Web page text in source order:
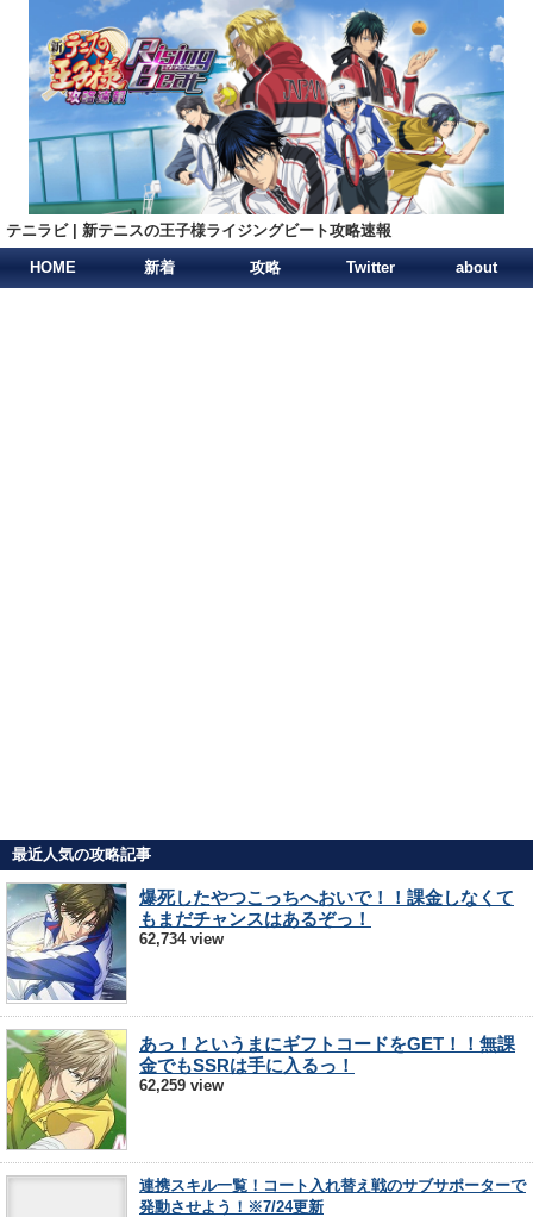
テニラビ | 新テニスの王子様ライジングビート攻略速報
HOME 新着 攻略 Twitter about
最近人気の攻略記事
爆死したやつこっちへおいで！！課金しなくて
もまだチャンスはあるぞっ！
62,734 view
あっ！というまにギフトコードをGET！！無課
金でもSSRは手に入るっ！
62,259 view
連携スキル一覧！コート入れ替え戦のサブサポーターで
発動させよう！※7/24更新